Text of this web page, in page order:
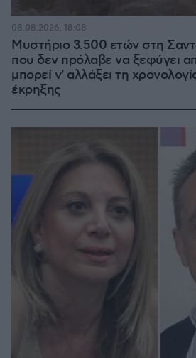
Μυστήριο 3.500 ετών στη
που δεν πρόλαβε να ξεφύγει
μπορεί ν' αλλάξει τη
έκρηξης
08.08.2026, 18:08